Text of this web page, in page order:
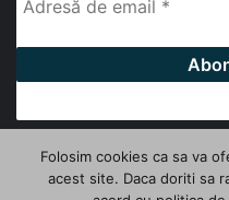
© Copyright 2026, All
Folosim cookies ca sa va
acest site. Daca doriti sa